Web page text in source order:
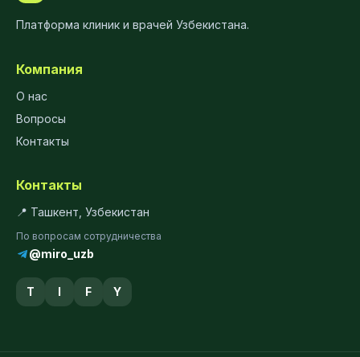
Платформа клиник и врачей Узбекистана.
Компания
О нас
Вопросы
Контакты
Контакты
📍 Ташкент, Узбекистан
По вопросам сотрудничества
@miro_uzb
T I F Y